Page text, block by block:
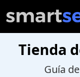
Tienda
Guía